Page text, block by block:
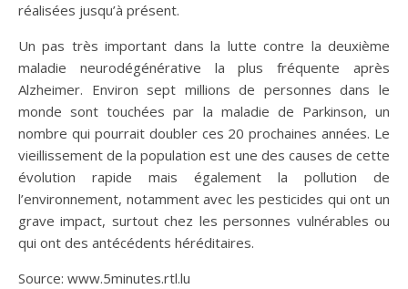
réalisées jusqu’à présent.
Un pas très important dans la lutte contre la deuxième
maladie neurodégénérative la plus fréquente après
Alzheimer. Environ sept millions de personnes dans le
monde sont touchées par la maladie de Parkinson, un
nombre qui pourrait doubler ces 20 prochaines années. Le
vieillissement de la population est une des causes de cette
évolution rapide mais également la pollution de
l’environnement, notamment avec les pesticides qui ont un
grave impact, surtout chez les personnes vulnérables ou
qui ont des antécédents héréditaires.
Source: www.5minutes.rtl.lu